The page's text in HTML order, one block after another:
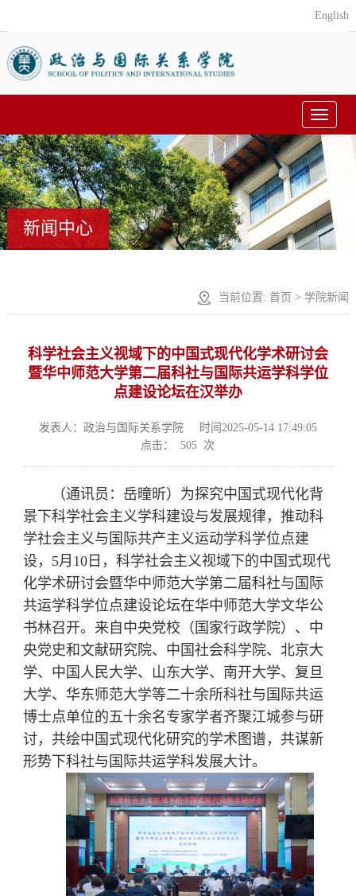
English
Toggle
新闻中心
当前位置:首页 > 学院新闻
科学社会主义视域下的中国式现代化学术研讨会
暨华中师范大学第二届科社与国际共运学科学位
点建设论坛在汉举办
发表人：政治与国际关系学院
时间2025-05-14 17:49:05
点击：
505 次
（通讯员：岳曈昕）为探究中国式现代化背
景下科学社会主义学科建设与发展规律，推动科
学社会主义与国际共产主义运动学科学位点建
设， 5月 10日，科学社会主义视域下的中国式现代
化学术研讨会暨华中师范大学第二届科社与国际
共运学科学位点建设论坛在华中师范大学文华公
书林召开。来自中央党校（国家行政学院）、中
央党史和文献研究院、中国社会科学院、 北京大
学、中国人民大学、山东大学、南开大学、复旦
大学、华东师范大学等二十余所科社与国际共运
博士点单位的五十余名专家学者齐聚江城参与研
讨，共绘中国式现代化研究的学术图谱，共谋新
形势下科社与国际共运学科发展大计。